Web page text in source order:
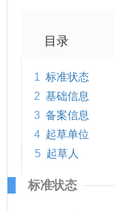
目录
1 标准状态
2 基础信息
3 备案信息
4 起草单位
5 起草人
标准状态